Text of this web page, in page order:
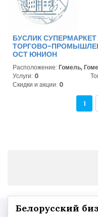
БУСЛИК
ТОРГОВО-
ОСТ ЮНИОН
Расположение: Гомель,
Услуги: 0
Скидки и акции: 0
1
Белорусский